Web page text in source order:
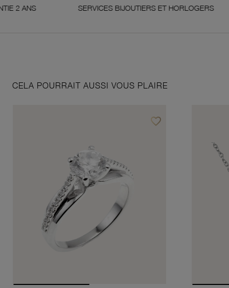
SERVICES BIJOUTIERS ET HORLOGERS
CELA POURRAIT AUSSI VOUS PLAIRE
favorite_borderAjouter à vos favoris